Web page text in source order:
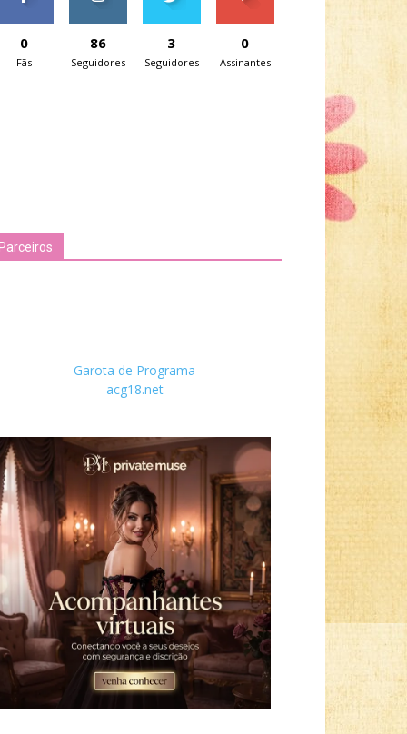
0
Fãs
86
Seguidores
3
Seguidores
0
Assinantes
Garota de Programa
acg18.net